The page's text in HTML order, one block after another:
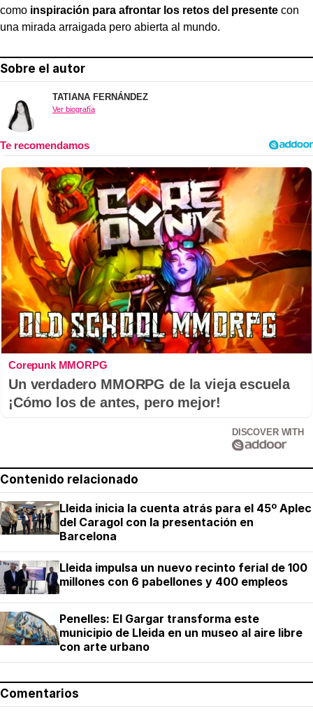
como inspiración para afrontar los retos del presente con
una mirada arraigada pero abierta al mundo.
Sobre el autor
TATIANA FERNÁNDEZ
Ver biografía
Corepunk MMORPG
Un verdadero MMORPG de la vieja escuela
¡Cómo los de antes, pero mejor!
DISCOVER WITH
Contenido relacionado
Lleida inicia la cuenta atrás para el 45º Aplec
del Caragol con la presentación en
Barcelona
Lleida impulsa un nuevo recinto ferial de 100
millones con 6 pabellones y 400 empleos
Penelles: El Gargar transforma este
municipio de Lleida en un museo al aire libre
con arte urbano
Comentarios